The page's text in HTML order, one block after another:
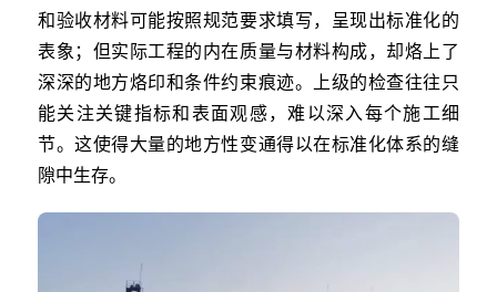
和验收材料可能按照规范要求填写，呈现出标准化的
表象；但实际工程的内在质量与材料构成，却烙上了
深深的地方烙印和条件约束痕迹。上级的检查往往只
能关注关键指标和表面观感，难以深入每个施工细
节。这使得大量的地方性变通得以在标准化体系的缝
隙中生存。